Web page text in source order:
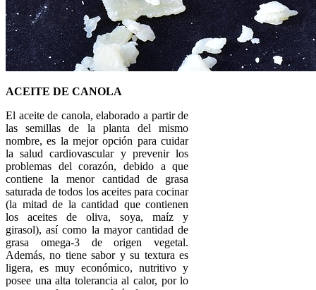
ACEITE DE CANOLA
El aceite de canola, elaborado a partir de
las semillas de la planta del mismo
nombre, es la mejor opción para cuidar
la salud cardiovascular y prevenir los
problemas del corazón, debido a que
contiene la menor cantidad de grasa
saturada de todos los aceites para cocinar
(la mitad de la cantidad que contienen
los aceites de oliva, soya, maíz y
girasol), así como la mayor cantidad de
grasa omega-3 de origen vegetal.
Además, no tiene sabor y su textura es
ligera, es muy económico, nutritivo y
posee una alta tolerancia al calor, por lo